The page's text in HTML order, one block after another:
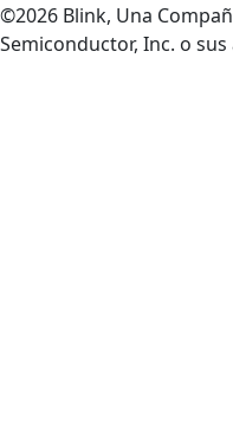
©2026 Blink, Una
Semiconductor, Inc. o